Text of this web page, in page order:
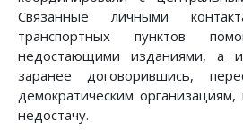
Связанные личными
транспортных пунктов
недостающими изданиями, а
заранее договорившись,
демократическим
недостачу.